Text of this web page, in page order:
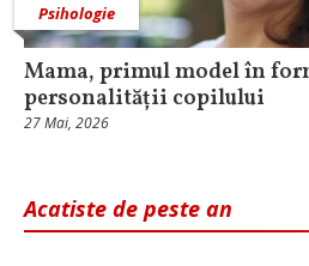
Psihologie
Mama, primul model în
personalității copilului
27 Mai, 2026
Acatiste de peste an